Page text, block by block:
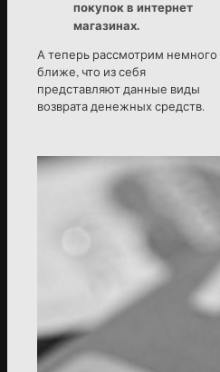
покупок в интернет
магазинах.
А теперь рассмотрим немного
ближе, что из себя
представляют данные виды
возврата денежных средств.